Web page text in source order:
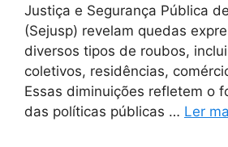
Justiça e Segurança Pública
(Sejusp) revelam quedas
diversos tipos de roubos,
coletivos, residências,
Essas diminuições refletem o
das políticas públicas … Ler